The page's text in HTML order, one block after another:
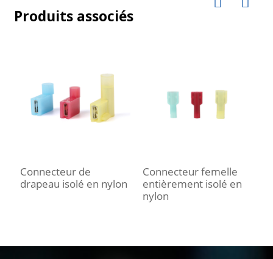
Produits associés
Connecteur de
drapeau isolé en nylon
Connecteur femelle
entièrement isolé en
nylon